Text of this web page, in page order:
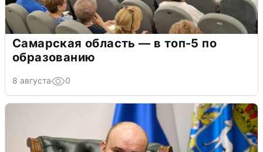
Самарская область — в топ-5 по
образованию
8 августа 0